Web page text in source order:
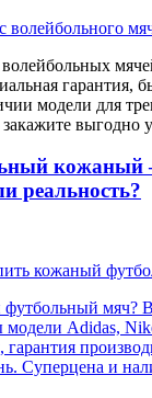
гарантия,
модели для
выгодно
реальность?
мяч?
Adidas,
Суперцена и